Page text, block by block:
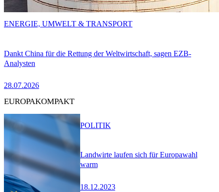
Dankt China für die Rettung der Weltwirtschaft, sagen EZB-
Analysten
28.07.2026
ENERGIE, UMWELT & TRANSPORT
EUROPAKOMPAKT
Landwirte laufen sich für Europawahl
warm
18.12.2023
POLITIK